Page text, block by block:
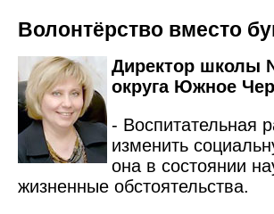
Волонтёрство вместо
Директор школы
округа Южное
- Воспитательная
изменить
она в состоянии
жизненные обстоятельства.